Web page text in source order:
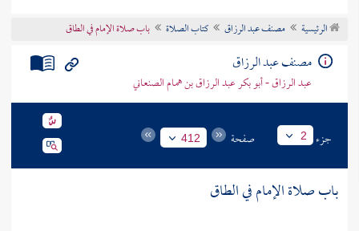
تراجم الأعلام
الرئيسية مصنف عبد الرزاق كتاب الصلاة باب صلاة الإمام في الطاق
مصنف عبد الرزاق
عبد الرزاق - أبو بكر عبد الرزاق بن همام الصنعاني
جزء 2 صفحة 412
باب صلاة الإمام في الطاق